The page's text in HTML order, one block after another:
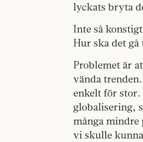
lyckats bryta
Inte så
Hur ska det
Problemet är
vända
enkelt för
globalisering,
många mindre
vi skulle